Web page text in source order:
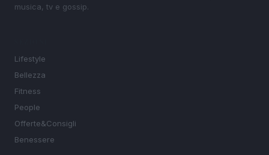
musica, tv e gossip.
Lifestyle
Bellezza
Fitness
People
Offerte&Consigli
Benessere